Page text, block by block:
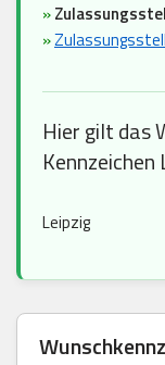
»
»
Hier gilt das
Kennzeichen
Leipzig